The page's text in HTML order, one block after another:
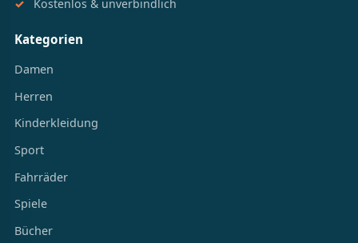
Kostenlos & unverbindlich
Kategorien
Damen
Herren
Kinderkleidung
Sport
Fahrräder
Spiele
Bücher